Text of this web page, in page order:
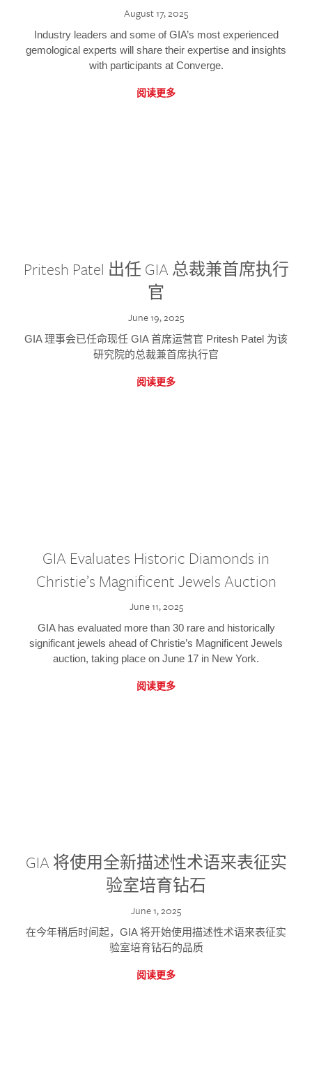
August 17, 2025
Industry leaders and some of GIA’s most experienced
gemological experts will share their expertise and insights
with participants at Converge.
阅读更多
Pritesh Patel 出任 GIA 总裁兼首席执行
官
June 19, 2025
GIA 理事会已任命现任 GIA 首席运营官 Pritesh Patel 为该
研究院的总裁兼首席执行官
阅读更多
GIA Evaluates Historic Diamonds in
Christie’s Magnificent Jewels Auction
June 11, 2025
GIA has evaluated more than 30 rare and historically
significant jewels ahead of Christie’s Magnificent Jewels
auction, taking place on June 17 in New York.
阅读更多
GIA 将使用全新描述性术语来表征实
验室培育钻石
June 1, 2025
在今年稍后时间起，GIA 将开始使用描述性术语来表征实
验室培育钻石的品质
阅读更多